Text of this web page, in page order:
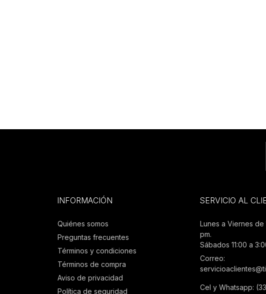
INFORMACIÓN
Quiénes somos
Preguntas frecuentes
Términos y condiciones
Términos de compra
Aviso de privacidad
Política de seguridad
SERVICIO AL
Lunes a Viernes de
pm.
Sábados 11:00 a
Correo:
Cel y Whatsapp: